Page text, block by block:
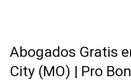
Abogados Gratis
City (MO) | Pro